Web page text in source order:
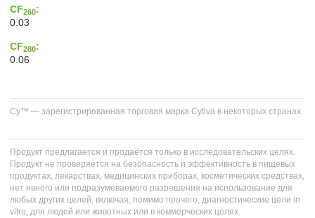
CF260:
0.03
CF280:
0.06
Cy™ — зарегистрированная торговая марка Cytiva в некоторых странах.
Продукт предлагается и продаётся только в исследовательских целях.
Продукт не проверяется на безопасность и эффективность в пищевых
продуктах, лекарствах, медицинских приборах, косметических средствах,
нет явного или подразумеваемого разрешения на использование для
любых других целей, включая, помимо прочего, диагностические цели in
vitro, для людей или животных или в коммерческих целях.